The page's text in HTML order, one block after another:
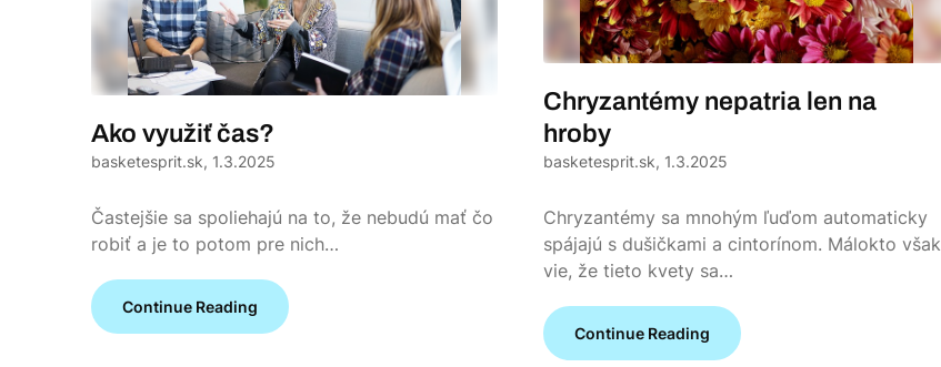
Ako využiť čas?
basketesprit.sk, 1.3.2025
Častejšie sa spoliehajú na to, že nebudú mať čo
robiť a je to potom pre nich…
Continue Reading
Chryzantémy nepatria len na
hroby
basketesprit.sk, 1.3.2025
Chryzantémy sa mnohým ľuďom automaticky
spájajú s dušičkami a cintorínom. Málokto však
vie, že tieto kvety sa…
Continue Reading